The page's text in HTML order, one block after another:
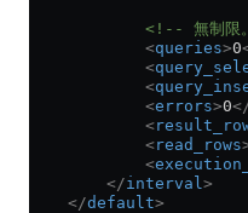
<!-- 無制限。
            <
queries>0
            <
            <
            <
errors>0
            <
            <
read_rows
            <
        </
interval >
    </
default>